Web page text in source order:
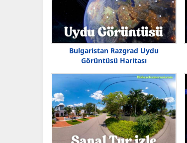
Bulgaristan Razgrad Uydu
Görüntüsü Haritası